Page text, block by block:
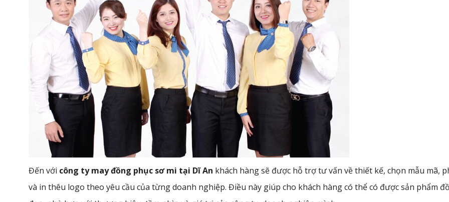
Đến với công ty may đồng phục sơ mi tại Dĩ An khách hàng sẽ được hỗ trợ tư vấn về thiết kế, chọn mẫu mã,
và in thêu logo theo yêu cầu của từng doanh nghiệp. Điều này giúp cho khách hàng có thể có được sản phẩm